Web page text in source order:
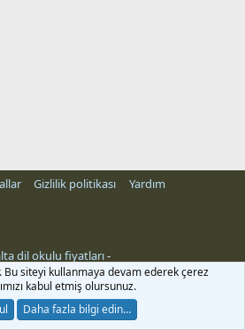
Gizlilik politikası
Yardım
dil okulu fiyatları-
Bu siteyi kullanmaya devam ederek çerez
kabul etmiş olursunuz.
Daha fazla bilgi edin…